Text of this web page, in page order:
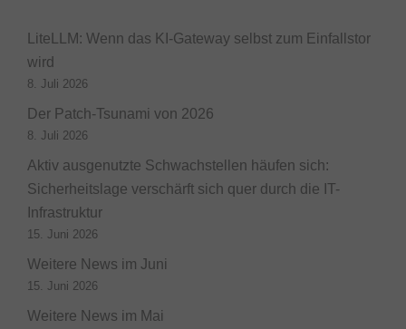
LiteLLM: Wenn das KI-Gateway selbst zum Einfallstor
wird
8. Juli 2026
Der Patch-Tsunami von 2026
8. Juli 2026
Aktiv ausgenutzte Schwachstellen häufen sich:
Sicherheitslage verschärft sich quer durch die IT-
Infrastruktur
15. Juni 2026
Weitere News im Juni
15. Juni 2026
Weitere News im Mai